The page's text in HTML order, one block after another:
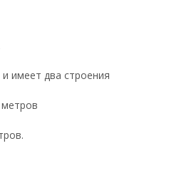
имеет два строения